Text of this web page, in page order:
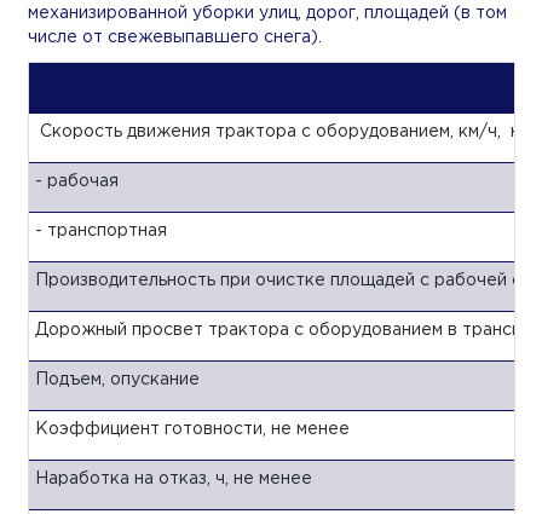
механизированной уборки улиц, дорог, площадей (в том
числе от свежевыпавшего снега).
Скорость движения трактора с оборудованием, км/ч, не
- рабочая
- транспортная
Производительность при очистке площадей с рабочей
Дорожный просвет трактора с оборудованием в
Подъем, опускание
Коэффициент готовности, не менее
Наработка на отказ, ч, не менее